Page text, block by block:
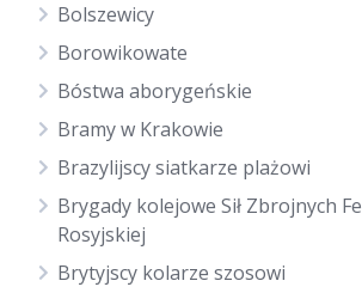
Bolszewicy
Borowikowate
Bóstwa aborygeńskie
Bramy w Krakowie
Brazylijscy siatkarze plażowi
Brygady kolejowe Sił Zbrojnych
Rosyjskiej
Brytyjscy kolarze szosowi